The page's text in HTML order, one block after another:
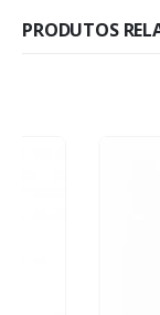
PRODUTOS